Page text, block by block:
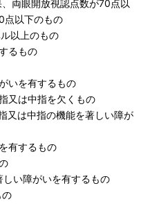
両眼開放視認点数が70点以
点以下のもの
以上のもの
るもの
いを有するもの
又は中指を欠くもの
又は中指の機能を著しい障が
有するもの
い障がいを有するもの
の